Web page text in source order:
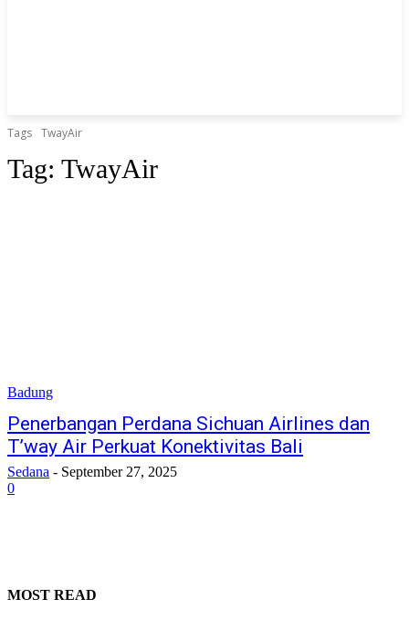
Tags TwayAir
Tag: TwayAir
Badung
Penerbangan Perdana Sichuan Airlines dan
T’way Air Perkuat Konektivitas Bali
Sedana - September 27, 2025
0
MOST READ